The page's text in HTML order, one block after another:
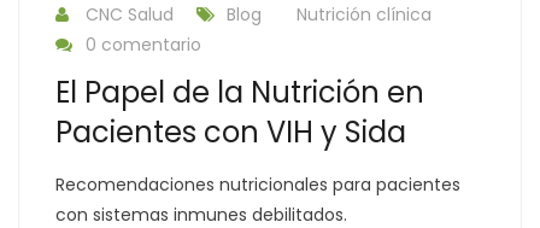
CNC Salud Blog
Nutrición clínica
0 comentario
El Papel de la Nutrición en
Pacientes con VIH y Sida
Recomendaciones nutricionales para pacientes
con sistemas inmunes debilitados.